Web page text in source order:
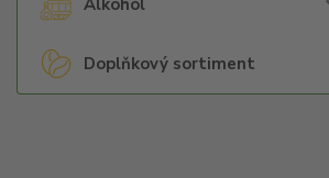
Alkohol
Doplňkový sortiment